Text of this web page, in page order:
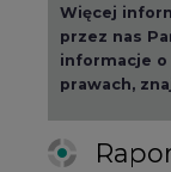
Więcej
przez nas
informacje o
prawach,